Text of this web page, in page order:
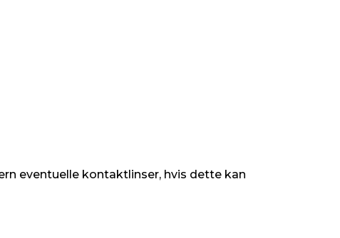
eventuelle kontaktlinser, hvis dette kan